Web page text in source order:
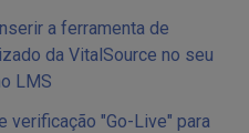
a ferramenta de
da VitalSource no seu
LMS
verificação "Go-Live" para